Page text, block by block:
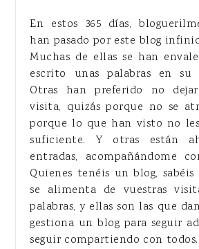
En estos 365 días,
han pasado por este blog
Muchas de ellas se han
escrito unas palabras en su
Otras han preferido no
visita, quizás porque no se
porque lo que han visto no
suficiente. Y otras están
entradas, acompañándome
Quienes tenéis un blog,
se alimenta de vuestras
palabras, y ellas son las que
gestiona un blog para seguir
seguir compartiendo con todos.